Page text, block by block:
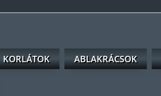
KORLÁTOK ABLAKRÁCSOK